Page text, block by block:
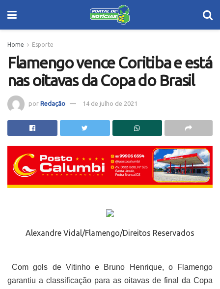
Home Esporte
Flamengo vence Coritiba e está
nas oitavas da Copa do Brasil
por Redação 14 de julho de 2021
Alexandre Vidal/Flamengo/Direitos Reservados
Com gols de Vitinho e Bruno Henrique, o Flamengo
garantiu a classificação para as oitavas de final da Copa